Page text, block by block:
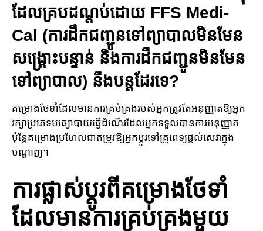
ដែលគ្របដណ្តប់ដោយ FFS Medi-
Cal (ការ​ដឹកជញ្ជូនទៅព្យាបាល​មិនមែន​
សង្គ្រោះ​បន្ទាន់ និងការ​ដឹកជញ្ជូនមិនមែន
ទៅព្យាបាល) នឹងបន្តដែរទេ?
គម្រោង​ថែទាំដែលមានការគ្រប់គ្រងរបស់អ្នកត្រូវតែអនុញ្ញាត​ឱ្យ​អ្នក​
រក្សាប្រភេទ​មធ្យោបាយ​ធ្វើដំណើរ​ដែល​អ្នក​ទទួលបានការ​អនុញ្ញាត
ប៉ុន្តែគម្រោង​ប្រហែលជាតម្រូវឱ្យអ្នកប្តូរទៅគ្រូពេទ្យ​ផ្តល់សេវា​ក្នុង​
បណ្តាញ​។
ការផ្លាស់ប្តូរពី​គម្រោង​ថែទាំ
ដែលមានការ​គ្រប់គ្រង​មួយ​​